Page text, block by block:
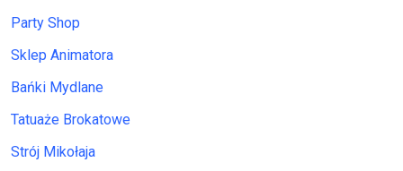
Party Shop
Sklep Animatora
Bańki Mydlane
Tatuaże Brokatowe
Strój Mikołaja